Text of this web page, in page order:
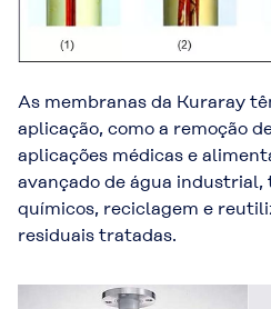
As membranas da Kuraray
aplicação, como a remoção
aplicações médicas e
avançado de água
químicos, reciclagem e
residuais tratadas.